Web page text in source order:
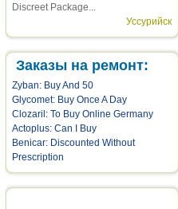
Discreet Package...
Уссурийск
Заказы на ремонт:
Zyban: Buy And 50
Glycomet: Buy Once A Day
Clozaril: To Buy Online Germany
Actoplus: Can I Buy
Benicar: Discounted Without
Prescription